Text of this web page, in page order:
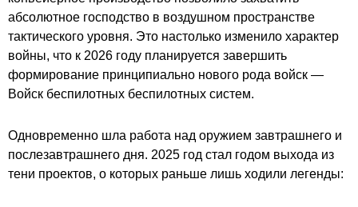
абсолютное господство в воздушном пространстве
тактического уровня. Это настолько изменило характер
войны, что к 2026 году планируется завершить
формирование принципиально нового рода войск —
Войск беспилотных беспилотных систем.
Одновременно шла работа над оружием завтрашнего и
послезавтрашнего дня. 2025 год стал годом выхода из
тени проектов, о которых раньше лишь ходили легенды: